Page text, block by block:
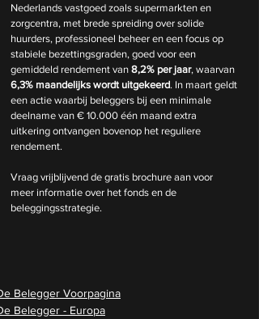
Nederlands vastgoed zoals supermarkten en
zorgcentra, met brede spreiding over solide
huurders, professioneel beheer en een focus op
stabiele bezettingsgraden, goed voor een
gemiddeld rendement van 8,2% per jaar, waarvan
6,3% maandelijks wordt uitgekeerd. In maart geldt
een actie waarbij beleggers bij een minimale
deelname van € 10.000 één maand extra
uitkering ontvangen bovenop het reguliere
rendement.
Vraag vrijblijvend de gratis brochure aan voor
meer informatie over het fonds en de
beleggingsstrategie.
Belegger Voorpagina
Belegger - Europa